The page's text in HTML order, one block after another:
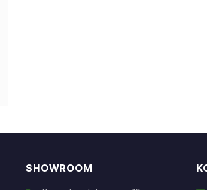
SHOWROOM